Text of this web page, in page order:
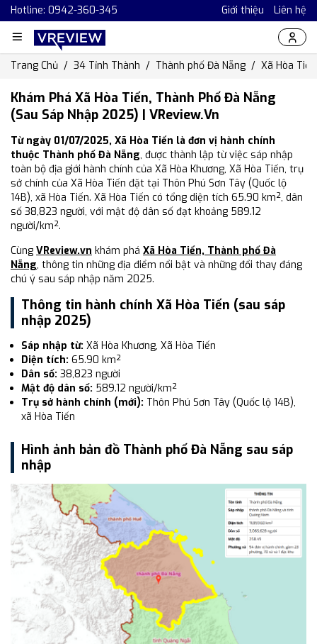
Hotline: 0942-360-345 Giới thiệu Liên hệ
Trang Chủ 34 Tỉnh Thành Thành phố Đà Nẵng Xã Hòa Tiến
Khám Phá Xã Hòa Tiến, Thành Phố Đà Nẵng
(Sau Sáp Nhập 2025) | VReview.vn
Từ ngày 01/07/2025, Xã Hòa Tiến là đơn vị hành chính
thuộc Thành phố Đà Nẵng, được thành lập từ việc sáp nhập
toàn bộ địa giới hành chính của Xã Hòa Khương, Xã Hòa Tiến, trụ
sở chính của Xã Hòa Tiến đặt tại Thôn Phú Sơn Tây (Quốc lộ
14B), xã Hòa Tiến. Xã Hòa Tiến có tổng diện tích 65.90 km², dân
số 38,823 người, với mật độ dân số đạt khoảng 589.12
người/km².
Cùng VReview.vn khám phá Xã Hòa Tiến, Thành phố Đà
Nẵng, thông tin những địa điểm nổi bật và những đổi thay đáng
chú ý sau sáp nhập năm 2025.
Thông tin hành chính Xã Hòa Tiến (sau sáp
nhập 2025)
Sáp nhập từ: Xã Hòa Khương, Xã Hòa Tiến
Diện tích: 65.90 km²
Dân số: 38,823 người
Mật độ dân số: 589.12 người/km²
Trụ sở hành chính (mới): Thôn Phú Sơn Tây (Quốc lộ 14B),
xã Hòa Tiến
Hình ảnh bản đồ Thành phố Đà Nẵng sau sáp
nhập